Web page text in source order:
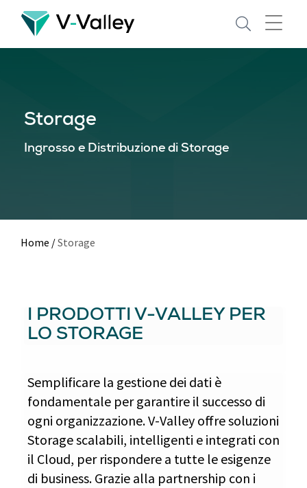
Skip
main
Storage
Ingrosso e Distribuzione di Storage
Home /Storage
I PRODOTTI V-VALLEY PER
LO STORAGE
Semplificare la gestione dei dati è
fondamentale per garantire il successo di
ogni organizzazione. V-Valley offre soluzioni
Storage scalabili, intelligenti e integrati con
il Cloud, per rispondere a tutte le esigenze
di business. Grazie alla partnership con i